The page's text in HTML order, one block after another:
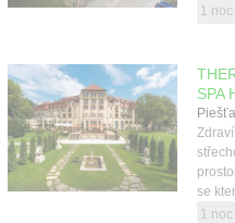
O nás
Kontakt
1 noc
SPA
se
1 noc